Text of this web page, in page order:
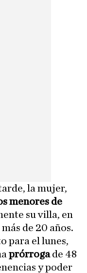
la mujer,
menores de
su villa, en
de 20 años.
para el lunes,
prórrogade 48
y poder